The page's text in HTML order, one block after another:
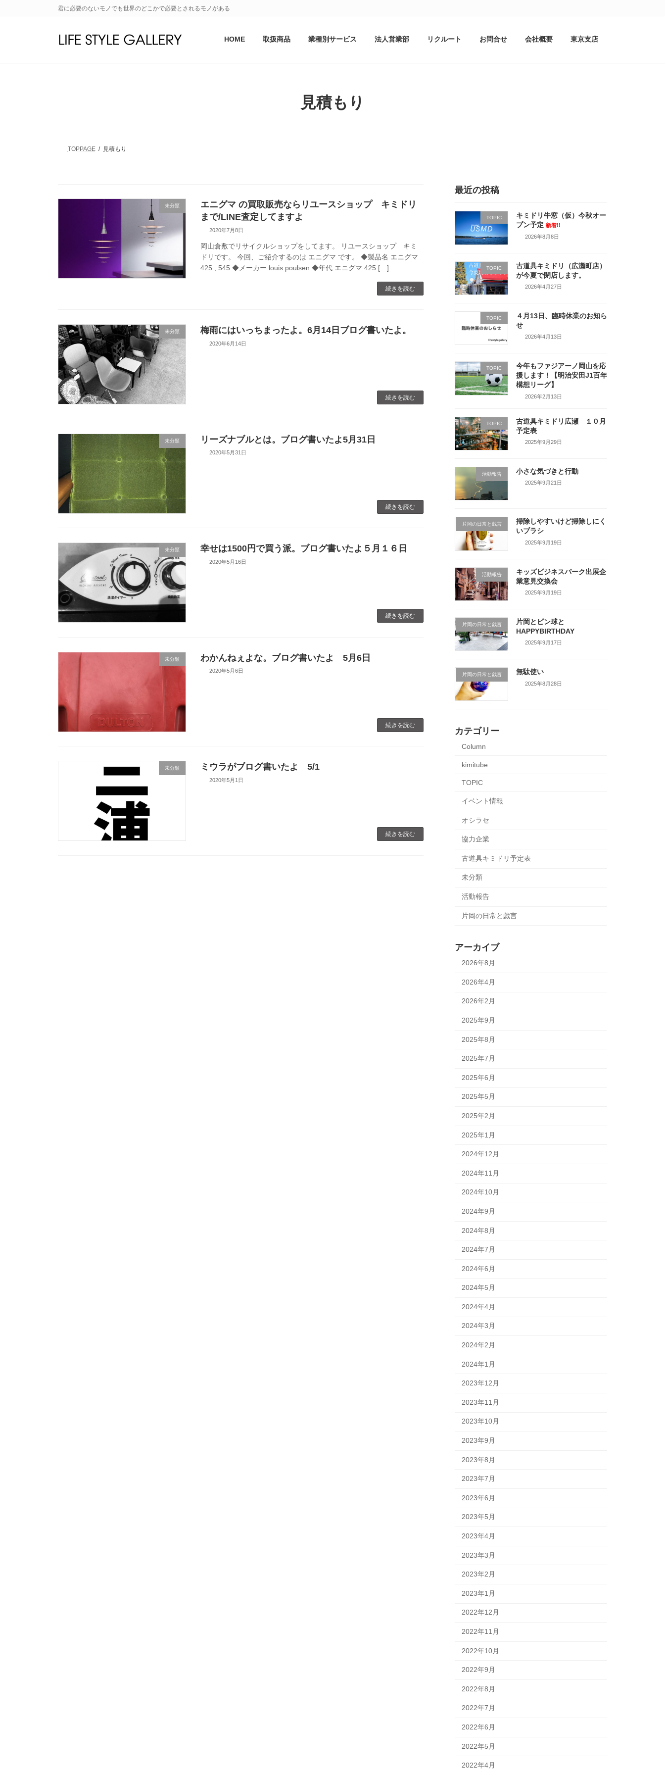
君に必要のないモノでも世界のどこかで必要とされるモノがある
HOME 取扱商品 業種別サービス 法人営業部 リクルート お問合せ 会社概要 東京支店
見積もり
TOPPAGE 見積もり
未分類
エニグマ の買取販売ならリユースショップ キミドリ
まで/LINE査定してますよ
2020年7月8日
岡山倉敷でリサイクルショップをしてます。 リユースショップ キミ
ドリです。 今回、ご紹介するのは エニグマ です。 ◆製品名 エニグマ
425 , 545 ◆メーカー louis poulsen ◆年代 エニグマ 425 […]
続きを読む
未分類 梅雨にはいっちまったよ。6月14日ブログ書いたよ。
2020年6月14日
続きを読む
未分類 リーズナブルとは。ブログ書いたよ5月31日
2020年5月31日
続きを読む
未分類 幸せは1500円で買う派。ブログ書いたよ５月１６日
2020年5月16日
続きを読む
未分類 わかんねぇよな。ブログ書いたよ 5月6日
2020年5月6日
続きを読む
未分類 ミウラがブログ書いたよ 5/1
2020年5月1日
続きを読む
最近の投稿
TOPIC
キミドリ牛窓（仮）今秋オー
プン予定 新着!!
2026年8月8日
TOPIC
古道具キミドリ（広瀬町店）
が今夏で閉店します。
2026年4月27日
TOPIC
４月13日、臨時休業のお知ら
せ
2026年4月13日
TOPIC
今年もファジアーノ岡山を応
援します！【明治安田J1百年
構想リーグ】
2026年2月13日
TOPIC
古道具キミドリ広瀬 １０月
予定表
2025年9月29日
活動報告 小さな気づきと行動
2025年9月21日
片岡の日常と戯言
掃除しやすいけど掃除しにく
いブラシ
2025年9月19日
活動報告
キッズビジネスパーク出展企
業意見交換会
2025年9月19日
片岡の日常と戯言
片岡とピン球と
HAPPYBIRTHDAY
2025年9月17日
片岡の日常と戯言 無駄使い
2025年8月28日
カテゴリー
Column
kimitube
TOPIC
イベント情報
オシラセ
協力企業
古道具キミドリ予定表
未分類
活動報告
片岡の日常と戯言
アーカイブ
2026年8月
2026年4月
2026年2月
2025年9月
2025年8月
2025年7月
2025年6月
2025年5月
2025年2月
2025年1月
2024年12月
2024年11月
2024年10月
2024年9月
2024年8月
2024年7月
2024年6月
2024年5月
2024年4月
2024年3月
2024年2月
2024年1月
2023年12月
2023年11月
2023年10月
2023年9月
2023年8月
2023年7月
2023年6月
2023年5月
2023年4月
2023年3月
2023年2月
2023年1月
2022年12月
2022年11月
2022年10月
2022年9月
2022年8月
2022年7月
2022年6月
2022年5月
2022年4月